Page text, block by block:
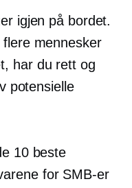
igjen på bordet.
mennesker
har du rett og
potensielle
10 beste
for SMB-er